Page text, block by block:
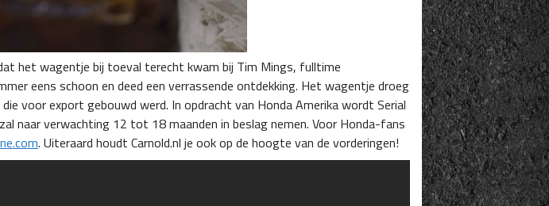
het wagentje bij toeval terecht kwam bij Tim Mings, fulltime
eens schoon en deed een verrassende ontdekking. Het wagentje droeg
voor export gebouwd werd. In opdracht van Honda Amerika wordt Serial
naar verwachting 12 tot 18 maanden in beslag nemen. Voor Honda-fans
. Uiteraard houdt Carnold.nl je ook op de hoogte van de vorderingen!